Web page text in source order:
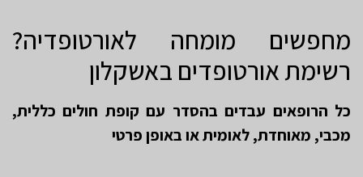
מחפשים מומחה לאורטופדיה?
רשימת אורטופדים באשקלון
כל הרופאים עבדים בהסדר עם קופת חולים כללית,
מכבי, מאוחדת, לאומית או באופן פרטי